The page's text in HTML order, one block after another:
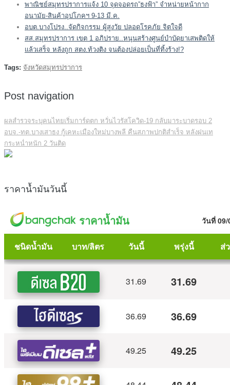
พาณิชย์สมุทรปราการแจ้ง 10 จุดจอดรถ”ธงฟ้า” จำหน่ายหน้ากาก
อนามัย-สินค้าอุปโภคฯ 9-13 มี.ค.
อบต.บางโปรง..จัดกิจกรรม ผู้สูงวัย ปลอดโรคภัย จิตใจดี
สส.สมุทรปราการ เขต 1 อภิปราย..หนุนสร้างศูนย์บำบัดยาเสพติดให้
แล้วเสร็จ หลังถูก สตง.ท้วงติง จนต้องปล่อยเป็นที่ทิ้งร้าง!?
Tags: จังหวัดสมุทรปราการ
Post navigation
ผลสำรวจระบุคนไทยเริ่มการ์ดตก หวั่นไวรัสโควิด-19 กลับมาระบาดรอบ 2
อบจ.-ทต.บางเสาธง กู้เคหะเมืองใหม่บางพลี คืนสภาพปกติสำเร็จ หลังฝนเท
กระหน่ำหนัก 2 วันติด
ราคาน้ำมันวันนี้